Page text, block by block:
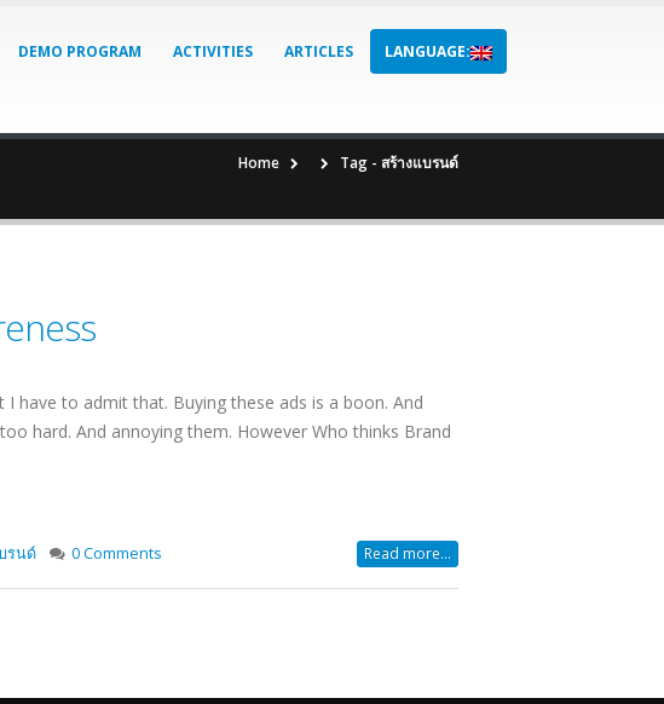
DEMO PROGRAM ACTIVITIES ARTICLES LANGUAGE:
Home Tag - สร้างแบรนด์
have to admit that. Buying these ads is a boon. And
hard. And annoying them. However Who thinks Brand
รนด์ 0 Comments Read more...